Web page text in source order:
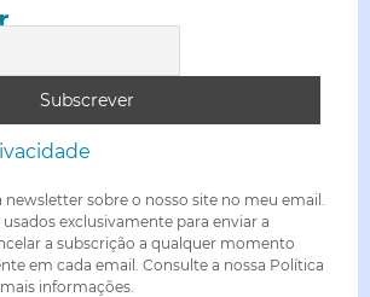
sobre o nosso site no meu email.
usados exclusivamente para enviar a
a subscrição a qualquer momento
em cada email. Consulte a nossa Política
informações.